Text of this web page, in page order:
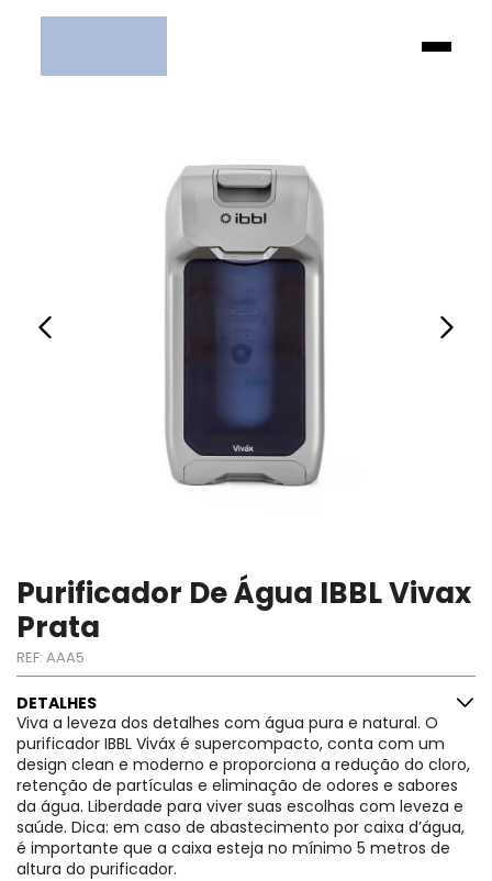
Purificador De Água IBBL Vivax
Prata
REF: AAA5
DETALHES
Viva a leveza dos detalhes com água pura e natural. O
purificador IBBL Viváx é supercompacto, conta com um
design clean e moderno e proporciona a redução do cloro,
retenção de partículas e eliminação de odores e sabores
da água. Liberdade para viver suas escolhas com leveza e
saúde. Dica: em caso de abastecimento por caixa d’água,
é importante que a caixa esteja no mínimo 5 metros de
altura do purificador.